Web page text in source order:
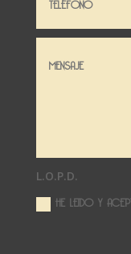
L.O.P.D.
HE LEIDO Y